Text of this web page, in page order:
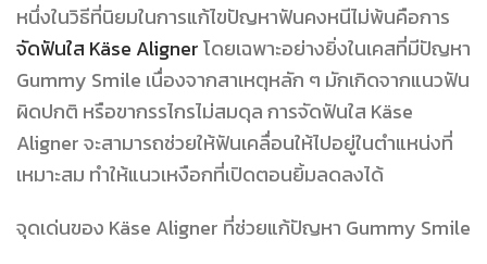
หนึ่งในวิธีที่นิยมในการแก้ไขปัญหาฟันคงหนีไม่พ้นคือการ
จัดฟันใส Käse Alignerโดยเฉพาะอย่างยิ่งในเคสที่มีปัญหา
Gummy Smile เนื่องจากสาเหตุหลัก ๆ มักเกิดจากแนวฟัน
ผิดปกติ หรือขากรรไกรไม่สมดุล การจัดฟันใส Käse
Aligner จะสามารถช่วยให้ฟันเคลื่อนให้ไปอยู่ในตำแหน่งที่
เหมาะสม ทำให้แนวเหงือกที่เปิดตอนยิ้มลดลงได้
จุดเด่นของ Käse Aligner ที่ช่วยแก้ปัญหา Gummy Smile